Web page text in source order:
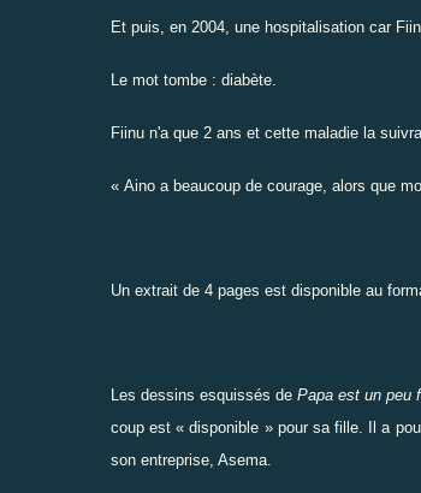
Et puis, en 2004, une hospitalisation car
Le mot tombe : diabète.
Fiinu n'a que 2 ans et cette maladie la
« Aino a beaucoup de courage, alors que
Un extrait de 4 pages est disponible au
Les dessins esquissés dePapa est un peu
coup est « disponible » pour sa fille. Il a
son entreprise, Asema.